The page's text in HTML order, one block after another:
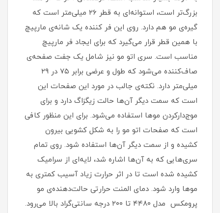
بزرگ‌تر است، استوانه‌ای به قطر ۲۶ میلی‌متر است که
گیره‌‌ی مو هم دارد. روی این فر کننده یک شانه‌ی مارپیچ
با همین قطر قرار می‌گیرد که برای ایجاد فر مارپیچ
مناسب است. سری اتو مو نیز شامل یک جفت صفحه‌ی
صاف‌کننده می‌شود که طول و عرضی برابر ۷۵ در ۲۹
میلی‌متر دارد. نکته‌ی جالب در مورد این صفحات این
است که سمت دیگر آن‌ها حالت زیگزاگ دارد و برای
موج‌دارکردن موها استفاده می‌شود. برای این منظور کافی
است که صفحات اتو مو را به شکل کشویی بیرون
کشیده و از سمت دیگر آن‌ها استفاده شود. روی تمام
سری‌هایی که به آن‌ها اشاره شد، لایه‌ای از سرامیک
کشیده شده است تا در اثر حرارت زیاد آسیب کمتری به
موها وارد شود. دمای المنت حرارتی حالت‌دهنده‌ی مو
پرومکس مدل ۴۴۸۰ تا ۲۰۰ درجه سانتی‌گراد بالا می‌رود.